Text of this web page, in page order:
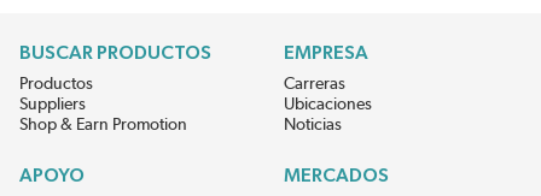
BUSCAR PRODUCTOS
Productos
Suppliers
Shop & Earn Promotion
EMPRESA
Carreras
Ubicaciones
Noticias
APOYO MERCADOS